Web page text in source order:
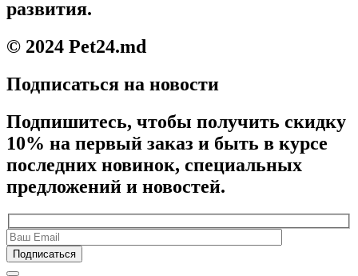
развития.
© 2024 Pet24.md
Подписаться на новости
Подпишитесь, чтобы получить скидку
10% на первый заказ и быть в курсе
последних новинок, специальных
предложений и новостей.